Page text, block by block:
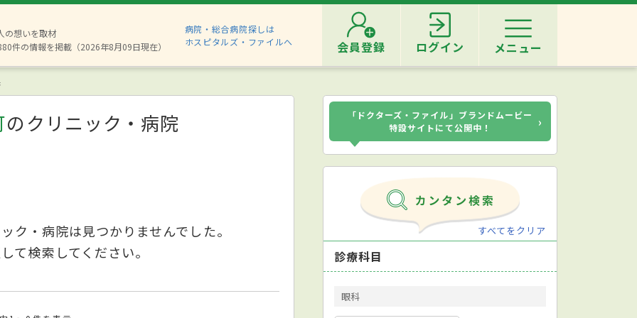
の想いを取材
件の情報を掲載（2026年8月09日現在）
病院・総合病院探しは
ホスピタルズ・ファイルへ
会員登録 ログイン メニュー
のクリニック・病院
ク・病院は見つかりませんでした。
て検索してください。
「ドクターズ・ファイル」ブランドムービー
特設サイトにて公開中！
›
すべてをクリア
診療科目
眼科